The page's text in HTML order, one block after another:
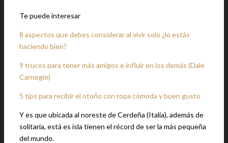
Te puede interesar
8 aspectos que debes considerar al vivir solo ¿lo estás
haciendo bien?
9 trucos para tener más amigos e influir en los demás (Dale
Carnegie)
5 tips para recibir el otoño con ropa cómoda y buen gusto
Y es que ubicada al noreste de Cerdeña (Italia), además de
solitaria, está es isla tienen el récord de ser la más pequeña
del mundo.